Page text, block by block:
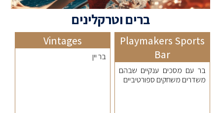
ברים וטרקלינים
Playmakers Sports
Bar
בר עם מסכים ענקיים שבהם
משדרים משחקים ספורטיביים
Vintages
בר יין